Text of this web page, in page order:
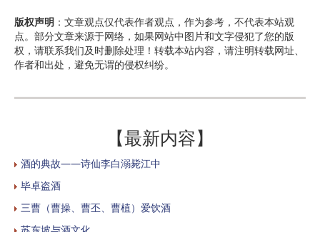
版权声明 ：文章观点仅代表作者观点，作为参考，不代表本站观
点。部分文章来源于网络，如果网站中图片和文字侵犯了您的版
权，请联系我们及时删除处理！转载本站内容，请注明转载网址、
作者和出处，避免无谓的侵权纠纷。
【最新内容】
酒的典故——诗仙李白溺毙江中
毕卓盗酒
三曹（曹操、曹丕、曹植）爱饮酒